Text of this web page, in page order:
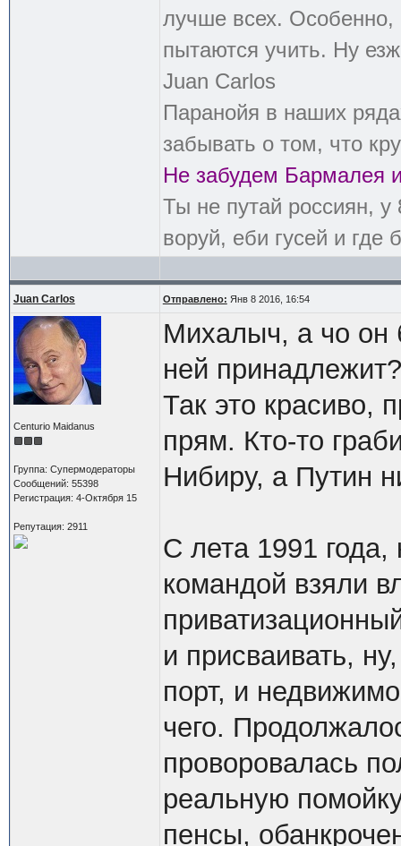
лучше всех. Особенно,
пытаются учить. Ну
Juan Carlos
Паранойя в наших
забывать о том, что
Не забудем Бармалея
Ты не путай россиян,
воруй, еби гусей и где
Juan Carlos Отправлено: Янв 8 2016, 16:54
Centurio Maidanus
Группа: Супермодераторы
Сообщений: 55398
Регистрация: 4-Октября 15
Репутация: 2911
Михалыч, а чо он
ней принадлежит?
Так это красиво,
прям. Кто-то
Нибиру, а Путин
С лета 1991 года,
командой взяли
и присваивать,
порт, и
чего.
проворовалась
реальную
пенсы,